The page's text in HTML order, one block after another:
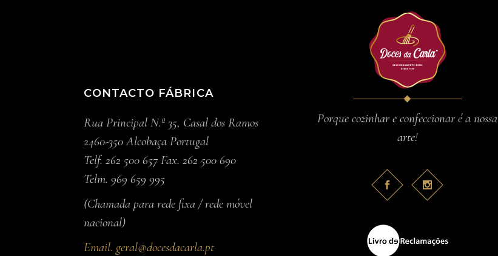
CONTACTO FÁBRICA
Rua Principal N.º 35, Casal dos Ramos
2460-350 Alcobaça Portugal
Telf. 262 500 657 Fax. 262 500 690
Telm. 969 659 995
(Chamada para rede fixa / rede móvel
nacional)
Email. geral@docesdacarla.pt
Porque cozinhar e confeccionar é a nossa
arte!